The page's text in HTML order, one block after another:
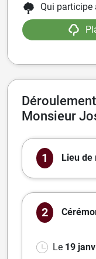
Qui participe
Monsieur
1 Lieu de
2
Le 19